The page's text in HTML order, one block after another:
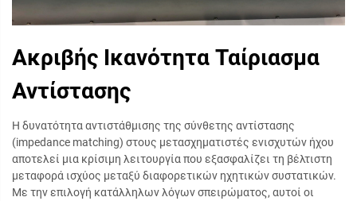
Ακριβής Ικανότητα Ταίριασμα
Αντίστασης
Η δυνατότητα αντιστάθμισης της σύνθετης αντίστασης
(impedance matching) στους μετασχηματιστές ενισχυτών ήχου
αποτελεί μια κρίσιμη λειτουργία που εξασφαλίζει τη βέλτιστη
μεταφορά ισχύος μεταξύ διαφορετικών ηχητικών συστατικών.
Με την επιλογή κατάλληλων λόγων σπειρώματος, αυτοί οι